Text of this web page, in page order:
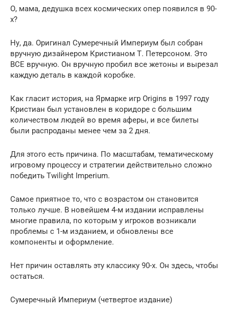
О, мама, дедушка всех космических опер появился в 90-
х?
Ну, да. Оригинал Сумеречный Империум был собран
вручную дизайнером Кристианом Т. Петерсоном. Это
ВСЕ вручную. Он вручную пробил все жетоны и вырезал
каждую деталь в каждой коробке.
Как гласит история, на Ярмарке игр Origins в 1997 году
Кристиан был установлен в коридоре с большим
количеством людей во время аферы, и все билеты
были распроданы менее чем за 2 дня.
Для этого есть причина. По масштабам, тематическому
игровому процессу и стратегии действительно сложно
победить Twilight Imperium.
Самое приятное то, что с возрастом он становится
только лучше. В новейшем 4-м издании исправлены
многие правила, по которым у игроков возникали
проблемы с 1-м изданием, и обновлены все
компоненты и оформление.
Нет причин оставлять эту классику 90-х. Он здесь, чтобы
остаться.
Сумеречный Империум (четвертое издание)